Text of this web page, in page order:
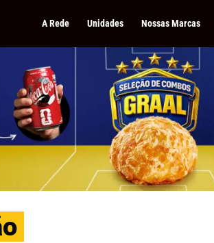
A Rede Unidades Nossas Marcas